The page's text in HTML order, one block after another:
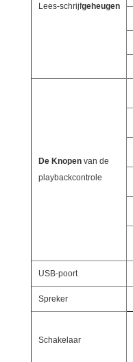
Lees-schrijfgeheugen
De Knopen van de
playbackcontrole
USB-poort
Spreker
Schakelaar